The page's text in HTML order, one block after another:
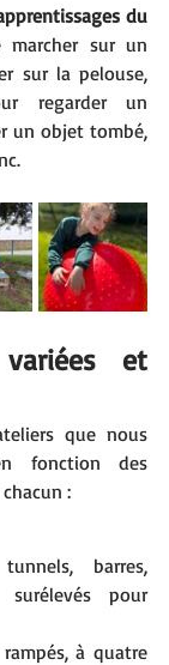
du
marcher sur un
sur la pelouse,
regarder un
un objet tombé,
et
que nous
fonction des
:
barres,
pour
à quatre